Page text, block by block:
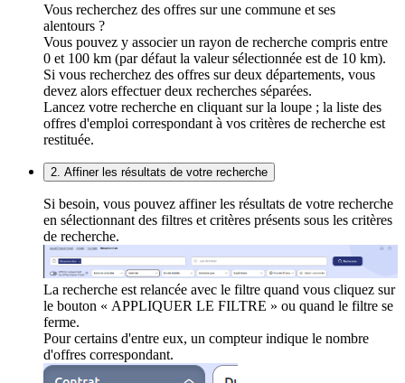
Vous recherchez des offres sur une commune et ses
alentours ?
Vous pouvez y associer un rayon de recherche compris entre
0 et 100 km (par défaut la valeur sélectionnée est de 10 km).
Si vous recherchez des offres sur deux départements, vous
devez alors effectuer deux recherches séparées.
Lancez votre recherche en cliquant sur la loupe ; la liste des
offres d'emploi correspondant à vos critères de recherche est
restituée.
2. Affiner les résultats de votre recherche
Si besoin, vous pouvez affiner les résultats de votre recherche
en sélectionnant des filtres et critères présents sous les critères
de recherche.
La recherche est relancée avec le filtre quand vous cliquez sur
le bouton « APPLIQUER LE FILTRE » ou quand le filtre se
ferme.
Pour certains d'entre eux, un compteur indique le nombre
d'offres correspondant.